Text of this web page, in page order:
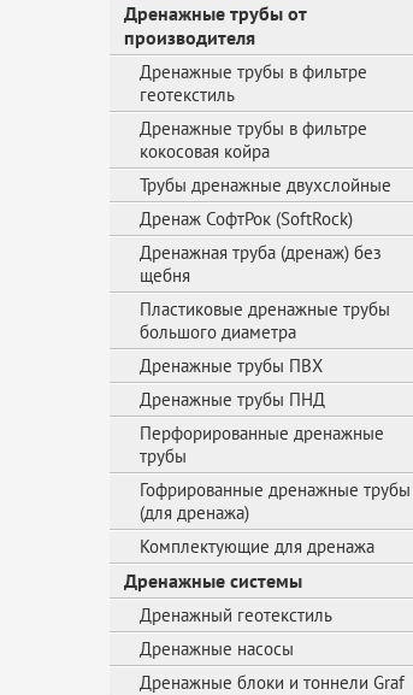
Дренажные трубы от
производителя
Дренажные трубы в фильтре
геотекстиль
Дренажные трубы в фильтре
кокосовая койра
Трубы дренажные двухслойные
Дренаж СофтРок (SoftRock)
Дренажная труба (дренаж) без
щебня
Пластиковые дренажные трубы
большого диаметра
Дренажные трубы ПВХ
Дренажные трубы ПНД
Перфорированные дренажные
трубы
Гофрированные дренажные трубы
(для дренажа)
Комплектующие для дренажа
Дренажные системы
Дренажный геотекстиль
Дренажные насосы
Дренажные блоки и тоннели Graf